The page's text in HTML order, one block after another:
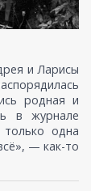
и Ларисы
родная и
в журнале
одна
— как-то